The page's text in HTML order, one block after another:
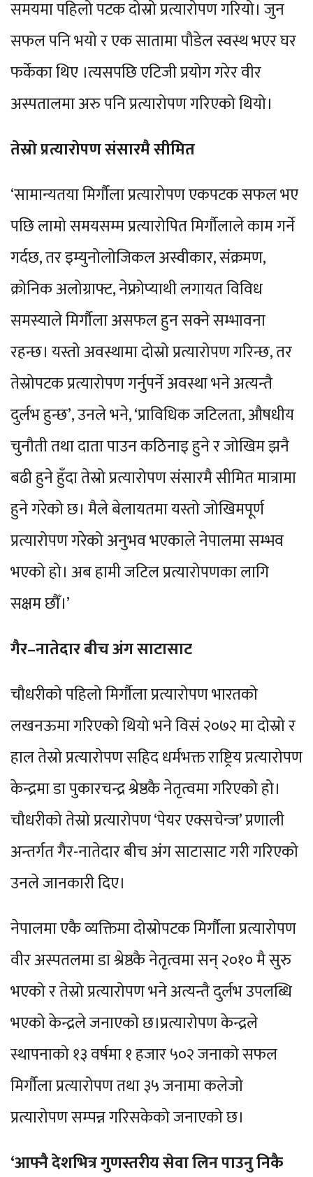
समयमा पहिलो पटक दोस्रो प्रत्यारोपण गरियो। जुन
सफल पनि भयो र एक सातामा पौडेल स्वस्थ भएर घर
फर्केका थिए ।त्यसपछि एटिजी प्रयोग गरेर वीर
अस्पतालमा अरु पनि प्रत्यारोपण गरिएको थियो।
तेस्रो प्रत्यारोपण संसारमै सीमित
‘सामान्यतया मिर्गौला प्रत्यारोपण एकपटक सफल भए
पछि लामो समयसम्म प्रत्यारोपित मिर्गौलाले काम गर्ने
गर्दछ, तर इम्युनोलोजिकल अस्वीकार, संक्रमण,
क्रोनिक अलोग्राफ्ट, नेफ्रोप्याथी लगायत विविध
समस्याले मिर्गौला असफल हुन सक्ने सम्भावना
रहन्छ। यस्तो अवस्थामा दोस्रो प्रत्यारोपण गरिन्छ, तर
तेस्रोपटक प्रत्यारोपण गर्नुपर्ने अवस्था भने अत्यन्तै
दुर्लभ हुन्छ’, उनले भने, ‘प्राविधिक जटिलता, औषधीय
चुनौती तथा दाता पाउन कठिनाइ हुने र जोखिम झनै
बढी हुने हुँदा तेस्रो प्रत्यारोपण संसारमै सीमित मात्रामा
हुने गरेको छ। मैले बेलायतमा यस्तो जोखिमपूर्ण
प्रत्यारोपण गरेको अनुभव भएकाले नेपालमा सम्भव
भएको हो। अब हामी जटिल प्रत्यारोपणका लागि
सक्षम छौँ।’
गैर–नातेदार बीच अंग साटासाट
चौधरीको पहिलो मिर्गौला प्रत्यारोपण भारतको
लखनऊमा गरिएको थियो भने विसं २०७२ मा दोस्रो र
हाल तेस्रो प्रत्यारोपण सहिद धर्मभक्त राष्ट्रिय प्रत्यारोपण
केन्द्रमा डा पुकारचन्द्र श्रेष्ठकै नेतृत्वमा गरिएको हो।
चौधरीको तेस्रो प्रत्यारोपण ‘पेयर एक्सचेन्ज’ प्रणाली
अन्तर्गत गैर-नातेदार बीच अंग साटासाट गरी गरिएको
उनले जानकारी दिए।
नेपालमा एकै व्यक्तिमा दोस्रोपटक मिर्गौला प्रत्यारोपण
वीर अस्पतलमा डा श्रेष्ठकै नेतृत्वमा सन् २०१० मै सुरु
भएको र तेस्रो प्रत्यारोपण भने अत्यन्तै दुर्लभ उपलब्धि
भएको केन्द्रले जनाएको छ।प्रत्यारोपण केन्द्रले
स्थापनाको १३ वर्षमा १ हजार ५०२ जनाको सफल
मिर्गौला प्रत्यारोपण तथा ३५ जनामा कलेजो
प्रत्यारोपण सम्पन्न गरिसकेको जनाएको छ।
‘आफ्नै देशभित्र गुणस्तरीय सेवा लिन पाउनु निकै